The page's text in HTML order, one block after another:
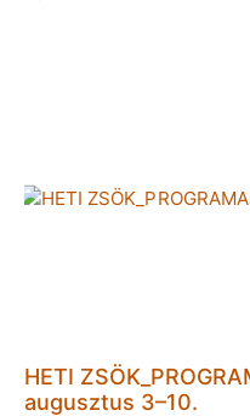
HETI
augusztus 3–10.